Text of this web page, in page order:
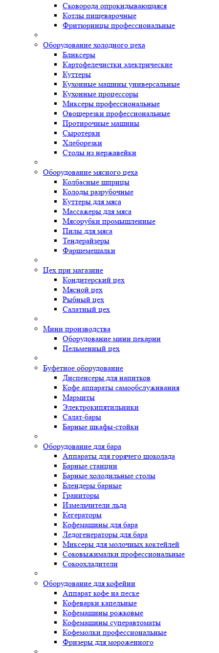
Сковорода опрокидывающаяся
Котлы пищеварочные
Фритюрницы профессиональные
Оборудование холодного цеха
Бликсеры
Картофелечистки электрические
Куттеры
Кухонные машины универсальные
Кухонные процессоры
Миксеры профессиональные
Овощерезки профессиональные
Протирочные машины
Сыротерки
Хлеборезки
Столы из нержавейки
Оборудование мясного цеха
Колбасные шприцы
Колоды разрубочные
Куттеры для мяса
Массажеры для мяса
Мясорубки промышленные
Пилы для мяса
Тендерайзеры
Фаршемешалки
Цех при магазине
Кондитерский цех
Мясной цех
Рыбный цех
Салатный цех
Мини производства
Оборудование мини пекарни
Пельменный цех
Буфетное оборудование
Диспенсеры для напитков
Кофе аппараты самообслуживания
Мармиты
Электрокипятильники
Cалат-бары
Барные шкафы-стойки
Оборудование для бара
Аппараты для горячего шоколада
Барные станции
Барные холодильные столы
Блендеры барные
Граниторы
Измельчители льда
Кегераторы
Кофемашины для бара
Ледогенераторы для бара
Миксеры для молочных коктейлей
Соковыжималки профессиональные
Сокоохладители
Оборудование для кофейни
Аппарат кофе на песке
Кофеварки капельные
Кофемашины рожковые
Кофемашины суперавтоматы
Кофемолки профессиональные
Фризеры для мороженного